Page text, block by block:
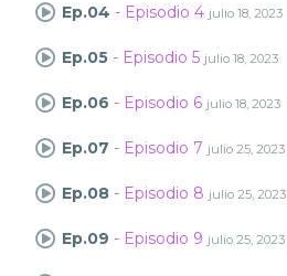
Ep.04 - Episodio 4 julio 18, 2023
Ep.05 - Episodio 5 julio 18, 2023
Ep.06 - Episodio 6 julio 18, 2023
Ep.07 - Episodio 7 julio 25, 2023
Ep.08 - Episodio 8 julio 25, 2023
Ep.09 - Episodio 9 julio 25, 2023